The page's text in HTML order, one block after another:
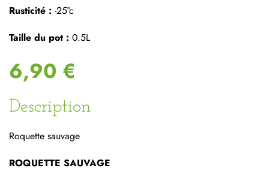
Rusticité : -25°c
Taille du pot : 0.5L
6,90 €
Description
Roquette sauvage
ROQUETTE SAUVAGE